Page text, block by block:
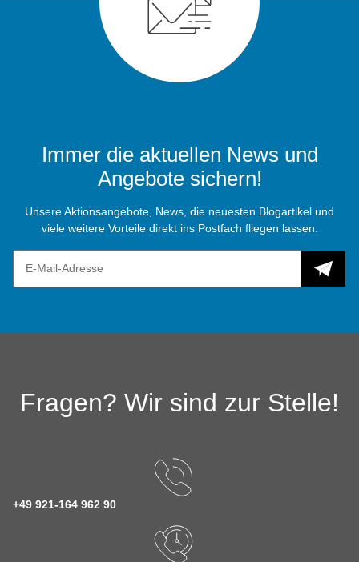
Immer die aktuellen News und
Angebote sichern!
Unsere Aktionsangebote, News, die neuesten Blogartikel und
viele weitere Vorteile direkt ins Postfach fliegen lassen.
Fragen? Wir sind zur Stelle!
+49 921-164 962 90